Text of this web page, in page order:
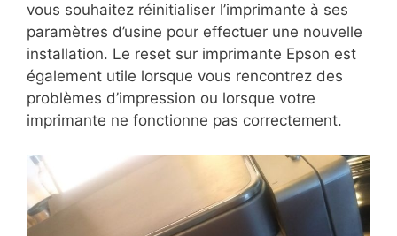
vous souhaitez réinitialiser l’imprimante à ses
paramètres d’usine pour effectuer une nouvelle
installation. Le reset sur imprimante Epson est
également utile lorsque vous rencontrez des
problèmes d’impression ou lorsque votre
imprimante ne fonctionne pas correctement.